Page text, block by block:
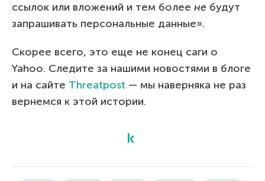
ссылок или вложений и тем более не будут
запрашивать персональные данные».
Скорее всего, это еще не конец саги о
Yahoo. Следите за нашими новостями в блоге
и на сайте Threatpost — мы наверняка не раз
вернемся к этой истории.